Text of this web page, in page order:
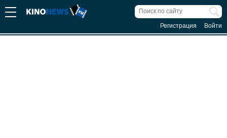
Регистрация Войти